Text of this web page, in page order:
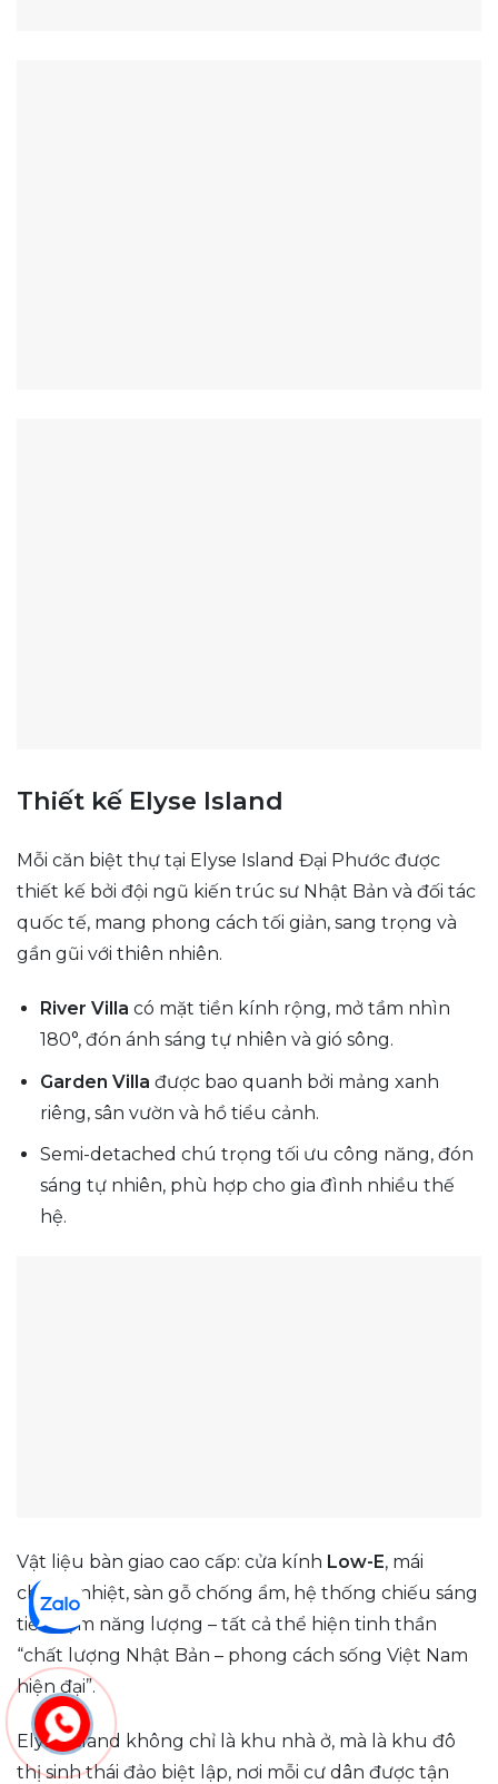
Thiết kế Elyse Island
Mỗi căn biệt thự tại Elyse Island Đại Phước được
thiết kế bởi đội ngũ kiến trúc sư Nhật Bản và đối tác
quốc tế, mang phong cách tối giản, sang trọng và
gần gũi với thiên nhiên.
River Villa có mặt tiền kính rộng, mở tầm nhìn
180°, đón ánh sáng tự nhiên và gió sông.
Garden Villa được bao quanh bởi mảng xanh
riêng, sân vườn và hồ tiểu cảnh.
Semi-detached chú trọng tối ưu công năng, đón
sáng tự nhiên, phù hợp cho gia đình nhiều thế
hệ.
Vật liệu bàn giao cao cấp: cửa kính Low-E, mái
chống nhiệt, sàn gỗ chống ẩm, hệ thống chiếu sáng
tiết kiệm năng lượng – tất cả thể hiện tinh thần
“chất lượng Nhật Bản – phong cách sống Việt Nam
hiện đại”.
Elyse Island không chỉ là khu nhà ở, mà là khu đô
thị sinh thái đảo biệt lập, nơi mỗi cư dân được tận